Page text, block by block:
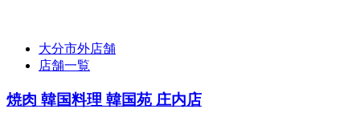
大分市外店舗
店舗一覧
焼肉 韓国料理 韓国苑 庄内店